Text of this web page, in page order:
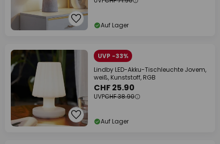
Auf Lager
UVP -33%
Lindby LED-Akku-Tischleuchte Jovem,
weiß, Kunststoff, RGB
CHF 25.90
UVPCHF 38.90
Auf Lager